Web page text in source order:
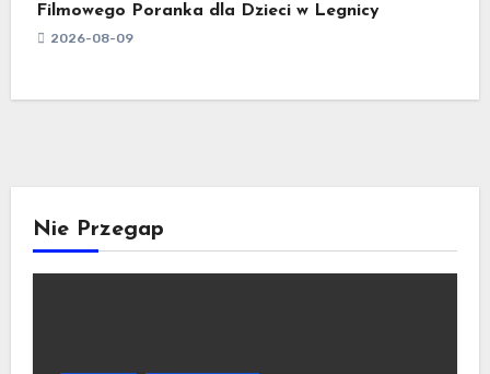
Filmowego Poranka dla Dzieci w Legnicy
2026-08-09
Nie Przegap